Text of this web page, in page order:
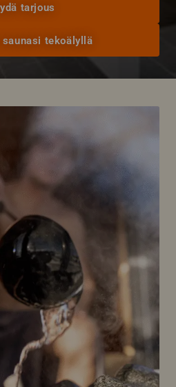
tarjous
tekoälyllä